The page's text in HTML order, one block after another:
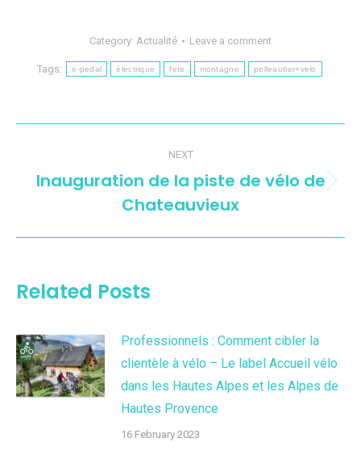
Category: Actualité Leave a comment
Tags: e-pedal électrique fete montagne pelleautier+velo
navigation
NEXT
Next
post:
Inauguration de la piste de vélo de
Chateauvieux
Related Posts
Professionnels : Comment cibler la
clientèle à vélo – Le label Accueil vélo
dans les Hautes Alpes et les Alpes de
Hautes Provence
16 February 2023